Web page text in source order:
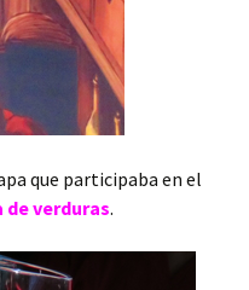
que participaba en el
de verduras.